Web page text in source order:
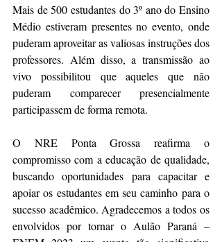
Mais de 500 estudantes do 3º ano do Ensino
Médio estiveram presentes no evento, onde
puderam aproveitar as valiosas instruções dos
professores. Além disso, a transmissão ao
vivo possibilitou que aqueles que não
puderam comparecer presencialmente
participassem de forma remota.
O NRE Ponta Grossa reafirma o
compromisso com a educação de qualidade,
buscando oportunidades para capacitar e
apoiar os estudantes em seu caminho para o
sucesso acadêmico. Agradecemos a todos os
envolvidos por tornar o Aulão Paraná –